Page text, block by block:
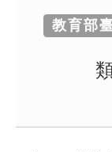
成語故事
教育部